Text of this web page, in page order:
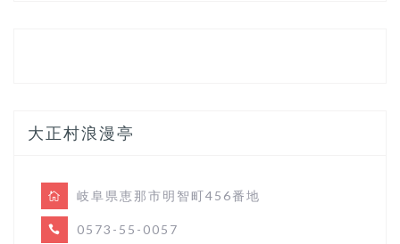
大正村浪漫亭
岐阜県恵那市明智町456番地
0573-55-0057